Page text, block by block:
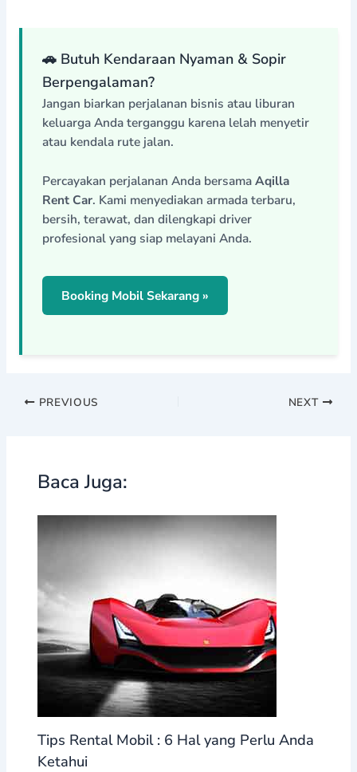
🚗 Butuh Kendaraan Nyaman & Sopir
Berpengalaman?
Jangan biarkan perjalanan bisnis atau liburan
keluarga Anda terganggu karena lelah menyetir
atau kendala rute jalan.
Percayakan perjalanan Anda bersamaAqilla
Rent Car. Kami menyediakan armada terbaru,
bersih, terawat, dan dilengkapi driver
profesional yang siap melayani Anda.
Booking Mobil Sekarang »
PREVIOUS NEXT
Baca Juga:
Tips Rental Mobil : 6 Hal yang Perlu Anda
Ketahui